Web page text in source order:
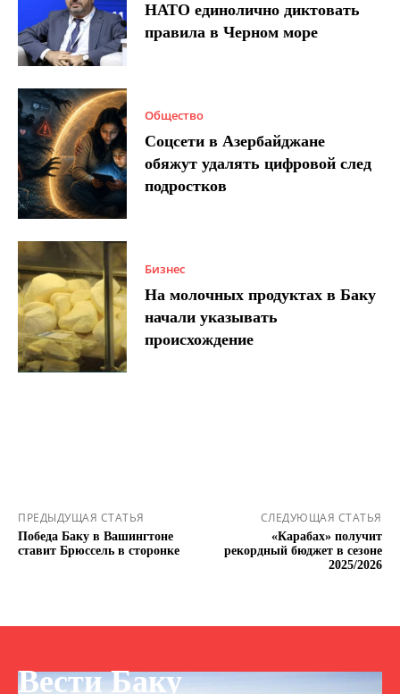
НАТО единолично диктовать
правила в Черном море
Общество
Соцсети в Азербайджане
обяжут удалять цифровой след
подростков
Бизнес
На молочных продуктах в Баку
начали указывать
происхождение
ПРЕДЫДУЩАЯ СТАТЬЯ
Победа Баку в Вашингтоне
ставит Брюссель в сторонке
СЛЕДУЮЩАЯ СТАТЬЯ
«Карабах» получит
рекордный бюджет в сезоне
2025/2026
Вести Баку